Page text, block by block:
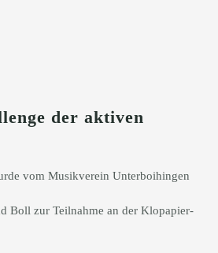
der aktiven
vom Musikverein Unterboihingen
Boll zur Teilnahme an der Klopapier-